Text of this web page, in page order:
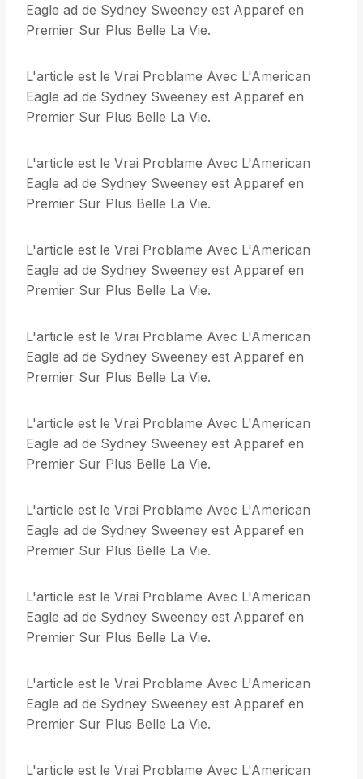
Eagle ad de Sydney Sweeney est Apparef en
Premier Sur Plus Belle La Vie.
L'article est le Vrai Problame Avec L'American
Eagle ad de Sydney Sweeney est Apparef en
Premier Sur Plus Belle La Vie.
L'article est le Vrai Problame Avec L'American
Eagle ad de Sydney Sweeney est Apparef en
Premier Sur Plus Belle La Vie.
L'article est le Vrai Problame Avec L'American
Eagle ad de Sydney Sweeney est Apparef en
Premier Sur Plus Belle La Vie.
L'article est le Vrai Problame Avec L'American
Eagle ad de Sydney Sweeney est Apparef en
Premier Sur Plus Belle La Vie.
L'article est le Vrai Problame Avec L'American
Eagle ad de Sydney Sweeney est Apparef en
Premier Sur Plus Belle La Vie.
L'article est le Vrai Problame Avec L'American
Eagle ad de Sydney Sweeney est Apparef en
Premier Sur Plus Belle La Vie.
L'article est le Vrai Problame Avec L'American
Eagle ad de Sydney Sweeney est Apparef en
Premier Sur Plus Belle La Vie.
L'article est le Vrai Problame Avec L'American
Eagle ad de Sydney Sweeney est Apparef en
Premier Sur Plus Belle La Vie.
L'article est le Vrai Problame Avec L'American